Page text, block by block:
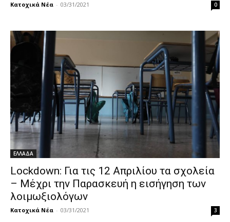
Κατοχικά Νέα - 03/31/2021 0
ΕΛΛΑΔΑ
Lockdown: Για τις 12 Απριλίου τα σχολεία
– Μέχρι την Παρασκευή η εισήγηση των
λοιμωξιολόγων
Κατοχικά Νέα - 03/31/2021 3